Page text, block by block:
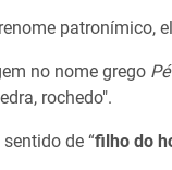
patronímico,
no nome grego
rochedo".
de “filho do